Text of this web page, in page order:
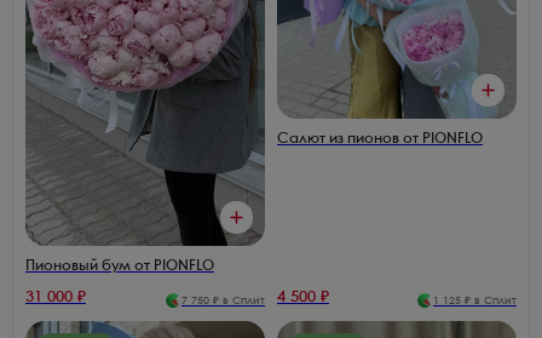
Пионовый бум от PIONFLO
31 000 ₽ 7 750 ₽ в Сплит
Салют из пионов от PIONFLO
4 500 ₽ 1 125 ₽ в Сплит